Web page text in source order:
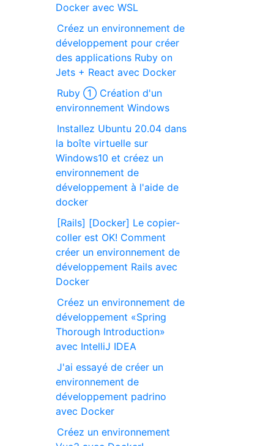
Docker avec WSL
Créez un environnement de
développement pour créer
des applications Ruby on
Jets + React avec Docker
Ruby ① Création d'un
environnement Windows
Installez Ubuntu 20.04 dans
la boîte virtuelle sur
Windows10 et créez un
environnement de
développement à l'aide de
docker
[Rails] [Docker] Le copier-
coller est OK! Comment
créer un environnement de
développement Rails avec
Docker
Créez un environnement de
développement «Spring
Thorough Introduction»
avec IntelliJ IDEA
J'ai essayé de créer un
environnement de
développement padrino
avec Docker
Créez un environnement